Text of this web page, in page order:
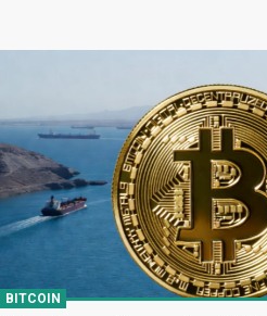
BITCOIN